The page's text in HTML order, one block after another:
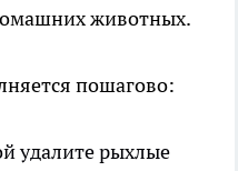
животных.
пошагово:
удалите рыхлые